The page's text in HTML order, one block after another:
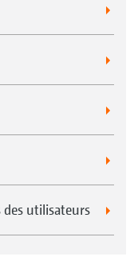
des utilisateurs